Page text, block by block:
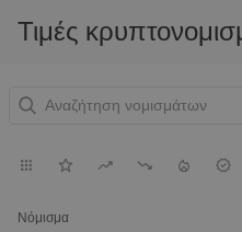
Τιμές
Νόμισμα